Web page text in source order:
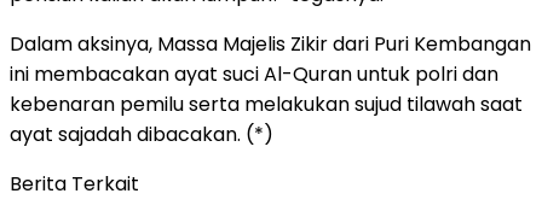
Dalam aksinya, Massa Majelis Zikir dari Puri Kembangan
ini membacakan ayat suci Al-Quran untuk polri dan
kebenaran pemilu serta melakukan sujud tilawah saat
ayat sajadah dibacakan. (*)
Berita Terkait